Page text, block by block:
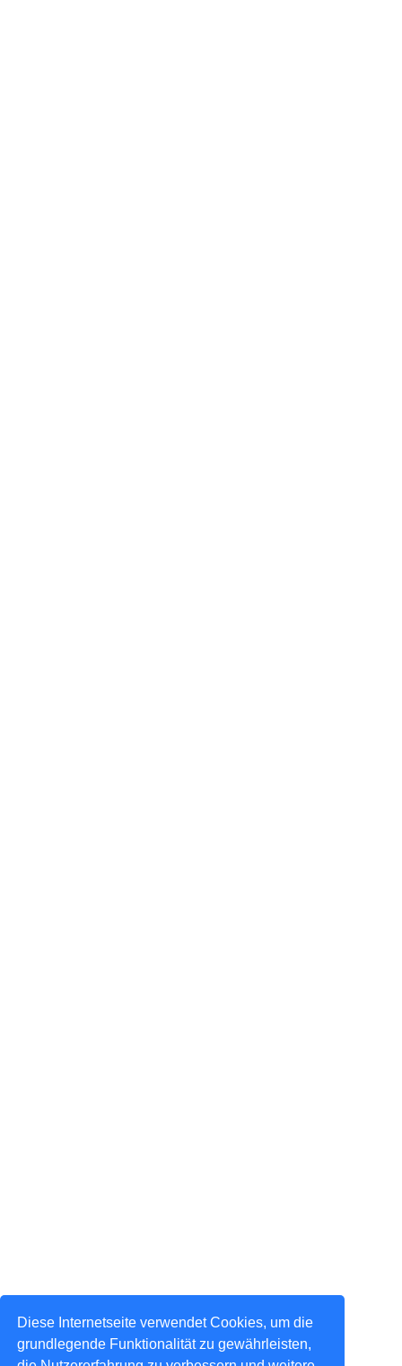
Diese Internetseite verwendet Cookies, um die
grundlegende Funktionalität zu gewährleisten,